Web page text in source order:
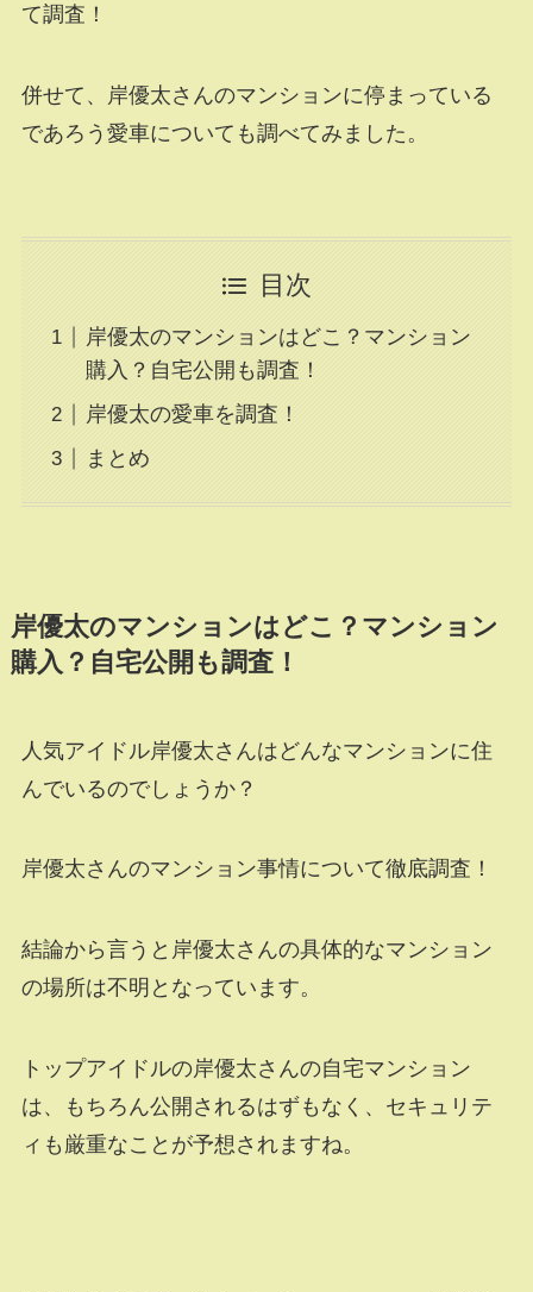
て調査！
併せて、岸優太さんのマンションに停まっている
であろう愛車についても調べてみました。
目次
岸優太のマンションはどこ？マンション
購入？自宅公開も調査！
岸優太の愛車を調査！
まとめ
岸優太のマンションはどこ？マンション
購入？自宅公開も調査！
人気アイドル岸優太さんはどんなマンションに住
んでいるのでしょうか？
岸優太さんのマンション事情について徹底調査！
結論から言うと岸優太さんの具体的なマンション
の場所は不明となっています。
トップアイドルの岸優太さんの自宅マンション
は、もちろん公開されるはずもなく、セキュリテ
ィも厳重なことが予想されますね。